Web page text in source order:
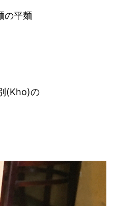
の平麺
(Kho)の